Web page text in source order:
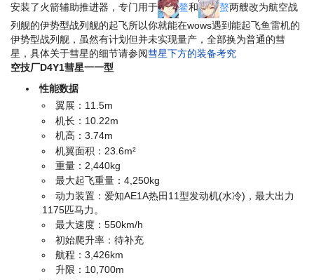
安装了火箭辅助推进器，专门用于
鳌和 螯两艘改为航空战
列舰的伊势型战列舰的起飞所以你就能在wows遇到能起飞鱼雷机的
伊势型战列舰 ，虽然有计划但并未实现量产，全部换为普通的彗
星，具体关于彗星的细节请参阅彗星下方的装备考究
空技厂D4Y1彗星一一型
性能数据
翼展：11.5m
机长：10.22m
机高：3.74m
机翼面积：23.6m²
重量：2,440kg
最大起飞重量：4,250kg
动力装置：爱知AE1A热田11型发动机(水冷)，最大出力
1175匹马力。
最大速度：550km/h
初始爬升率：待补充
航程：3,426km
升限：10,700m